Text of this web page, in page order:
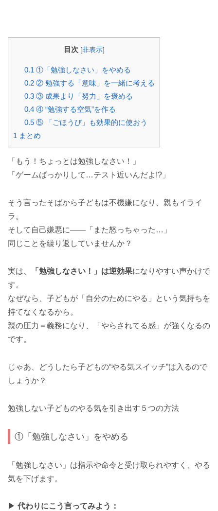
目次 [非表示]
0.1①「勉強しなさい」をやめる
0.2② 勉強する「意味」を一緒に考える
0.3③ 成果より「努力」を褒める
0.4④ “勉強する空気”を作る
0.5⑤ 「ごほうび」も効果的に使おう
1 まとめ
「もう！ちょっとは勉強しなさい！」
「ゲームばっかりして…テスト近いんだよ!?」
そう言ったそばから子どもは不機嫌になり、親もイライ
ラ。
そして自己嫌悪に――「また怒っちゃった…」
同じことを繰り返していませんか？
実は、 「勉強しなさい！」は逆効果になりやすい声かけで
す。
なぜなら、子どもが「自分のためにやる」という気持ちを
持てなくなるから。
親の圧力＝義務になり、「やらされてる感」が強くなるの
です。
じゃあ、どうしたら子どもの“やる気スイッチ”は入るので
しょうか？
勉強しない子どものやる気を引き出す５つの方法
①「勉強しなさい」をやめる
「勉強しなさい」は指示や命令と受け取られやすく、やる
気を下げます。
▶ 代わりにこう言ってみよう：